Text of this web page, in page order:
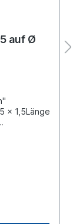
auf Ø
x 1,5Länge